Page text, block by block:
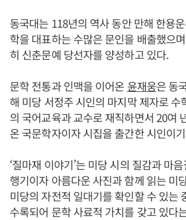
동국대는 118년의 역사 동안 만해 한용
학을 대표하는 수많은 문인을 배출했으
히 신춘문예 당선자를 양성하고 있다.
문학 전통과 인맥을 이어온 윤재웅은 동
해 미당 서정주 시인의 마지막 제자로 수
의 국어교육과 교수로 재직하면서 20여
온 국문학자이자 시집을 출간한 시인이
‘질마재 이야기’는 미당 시의 질감과 마
행기이자 아름다운 사진과 함께 읽는 미
미당의 자전적 일대기를 확인할 수 있는
수록되어 문학 사료적 가치를 갖고 있다